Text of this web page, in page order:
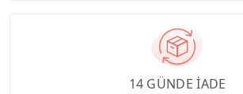
14 GÜNDE İADE